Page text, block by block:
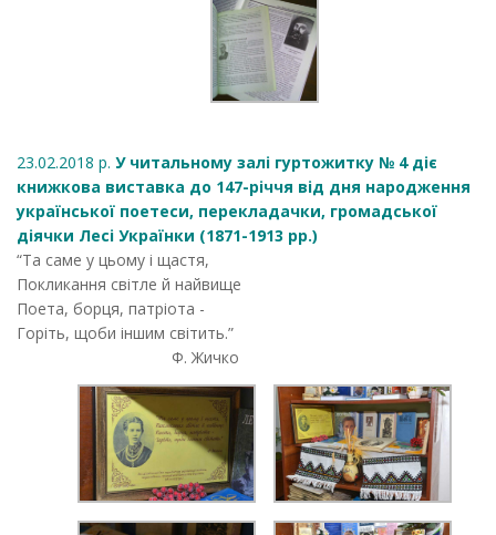
23.02.2018 р. У читальному залі гуртожитку № 4 діє
книжкова виставка до 147-річчя від дня народження
української поетеси, перекладачки, громадської
діячки Лесі Українки (1871-1913 рр.)
“Та саме у цьому і щастя,
Покликання світле й найвище
Поета, борця, патріота -
Горіть, щоби іншим світить.”
Ф. Жичко